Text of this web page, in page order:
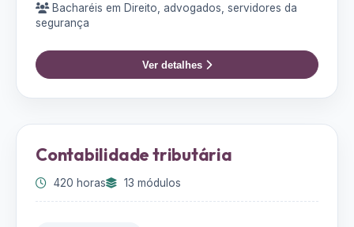
Bacharéis em Direito, advogados, servidores da
segurança
Ver detalhes
Contabilidade tributária
420 horas 13 módulos